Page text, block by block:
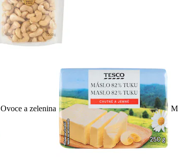
Ovoce a zelenina